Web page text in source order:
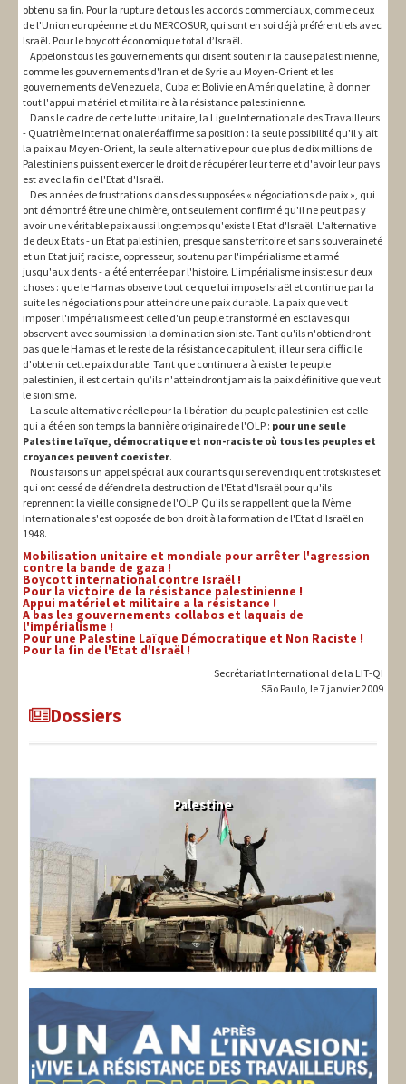
obtenu sa fin. Pour la rupture de tous les accords commerciaux, comme ceux
de l'Union européenne et du MERCOSUR, qui sont en soi déjà préférentiels avec
Israël. Pour le boycott économique total d’Israël.
Appelons tous les gouvernements qui disent soutenir la cause palestinienne,
comme les gouvernements d'Iran et de Syrie au Moyen-Orient et les
gouvernements de Venezuela, Cuba et Bolivie en Amérique latine, à donner
tout l'appui matériel et militaire à la résistance palestinienne.
Dans le cadre de cette lutte unitaire, la Ligue Internationale des Travailleurs
- Quatrième Internationale réaffirme sa position : la seule possibilité qu'il y ait
la paix au Moyen-Orient, la seule alternative pour que plus de dix millions de
Palestiniens puissent exercer le droit de récupérer leur terre et d'avoir leur pays
est avec la fin de l'Etat d'Israël.
Des années de frustrations dans des supposées « négociations de paix », qui
ont démontré être une chimère, ont seulement confirmé qu'il ne peut pas y
avoir une véritable paix aussi longtemps qu'existe l'Etat d'Israël. L'alternative
de deux Etats - un Etat palestinien, presque sans territoire et sans souveraineté
et un Etat juif, raciste, oppresseur, soutenu par l'impérialisme et armé
jusqu'aux dents - a été enterrée par l'histoire. L'impérialisme insiste sur deux
choses : que le Hamas observe tout ce que lui impose Israël et continue par la
suite les négociations pour atteindre une paix durable. La paix que veut
imposer l'impérialisme est celle d'un peuple transformé en esclaves qui
observent avec soumission la domination sioniste. Tant qu'ils n'obtiendront
pas que le Hamas et le reste de la résistance capitulent, il leur sera difficile
d'obtenir cette paix durable. Tant que continuera à exister le peuple
palestinien, il est certain qu’ils n'atteindront jamais la paix définitive que veut
le sionisme.
La seule alternative réelle pour la libération du peuple palestinien est celle
qui a été en son temps la bannière originaire de l'OLP : pour une seule
Palestine laïque, démocratique et non-raciste où tous les peuples et
croyances peuvent coexister.
Nous faisons un appel spécial aux courants qui se revendiquent trotskistes et
qui ont cessé de défendre la destruction de l'Etat d'Israël pour qu'ils
reprennent la vieille consigne de l'OLP. Qu'ils se rappellent que la IVème
Internationale s'est opposée de bon droit à la formation de l'Etat d'Israël en
1948.
Mobilisation unitaire et mondiale pour arrêter l'agression
contre la bande de gaza !
Boycott international contre Israël !
Pour la victoire de la résistance palestinienne !
Appui matériel et militaire a la résistance !
A bas les gouvernements collabos et laquais de
l'impérialisme !
Pour une Palestine Laïque Démocratique et Non Raciste !
Pour la fin de l'Etat d'Israël !
Secrétariat International de la LIT-QI
São Paulo, le 7 janvier 2009
Dossiers
Palestine